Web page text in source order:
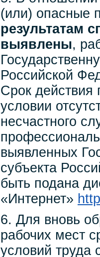
(или) опасные
результатам
выявлены,
Российской
Срок
условии
несчастного
выявленных
субъекта
быть подана
«Интернет»
6. Для вновь
рабочих мест
условий труда